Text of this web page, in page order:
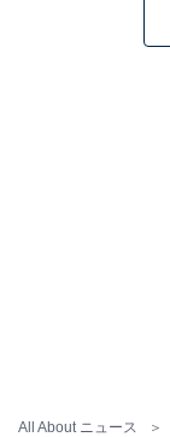
All About ニュース